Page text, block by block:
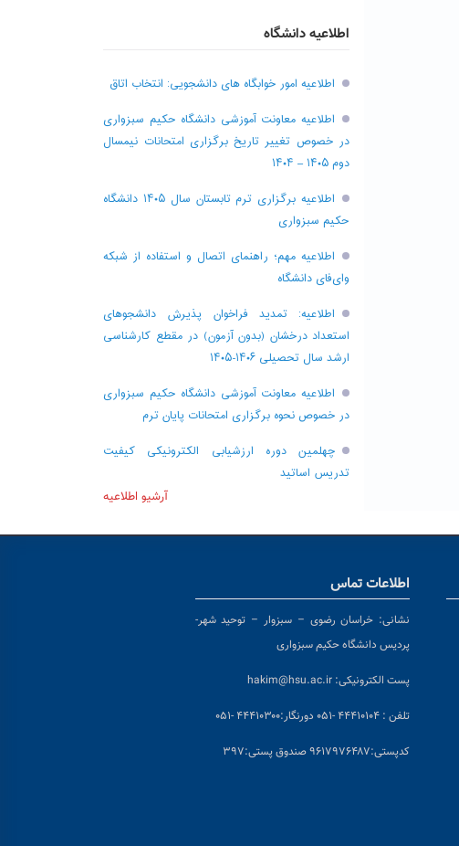
اطلاعیه دانشگاه
اطلاعیه امور خوابگاه های دانشجویی: انتخاب اتاق
اطلاعیه معاونت آموزشی دانشگاه حکیم سبزواری
در خصوص تغییر تاریخ برگزاری امتحانات نیمسال
دوم ۱۴۰۵ – ۱۴۰۴
اطلاعیه برگزاری ترم تابستان سال ۱۴۰۵ دانشگاه
حکیم سبزواری
اطلاعیه مهم؛ راهنمای اتصال و استفاده از شبکه
وای‌فای دانشگاه
اطلاعیه: تمدید فراخوان پذیرش دانشجو‌های
استعداد درخشان (بدون آزمون) در مقطع کارشناسی
ارشد سال تحصیلی ۱۴۰۶-۱۴۰۵
اطلاعیه معاونت آموزشی دانشگاه حکیم سبزواری
در خصوص نحوه برگزاری امتحانات پایان ترم
چهلمین دوره ارزشیابی الکترونیکی کیفیت
تدریس اساتید
آرشیو اطلاعیه
اطلاعات تماس
نشانی: خراسان رضوی – سبزوار – توحید شهر-
پردیس دانشگاه حکیم سبزواری
پست الکترونیکی: hakim@hsu.ac.ir
تلفن : ۴۴۴۱۰۱۰۴ -۰۵۱ دورنگار:۴۴۴۱۰۳۰۰ -۰۵۱
کدپستی:۹۶۱۷۹۷۶۴۸۷ صندوق پستی:۳۹۷